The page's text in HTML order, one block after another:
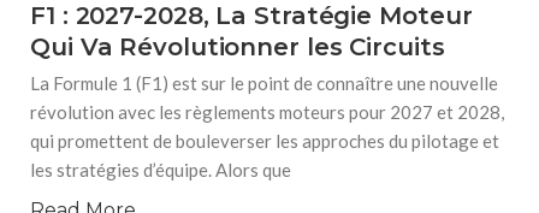
F1 : 2027-2028, La Stratégie Moteur
Qui Va Révolutionner les Circuits
La Formule 1 (F1) est sur le point de connaître une nouvelle
révolution avec les règlements moteurs pour 2027 et 2028,
qui promettent de bouleverser les approches du pilotage et
les stratégies d’équipe. Alors que